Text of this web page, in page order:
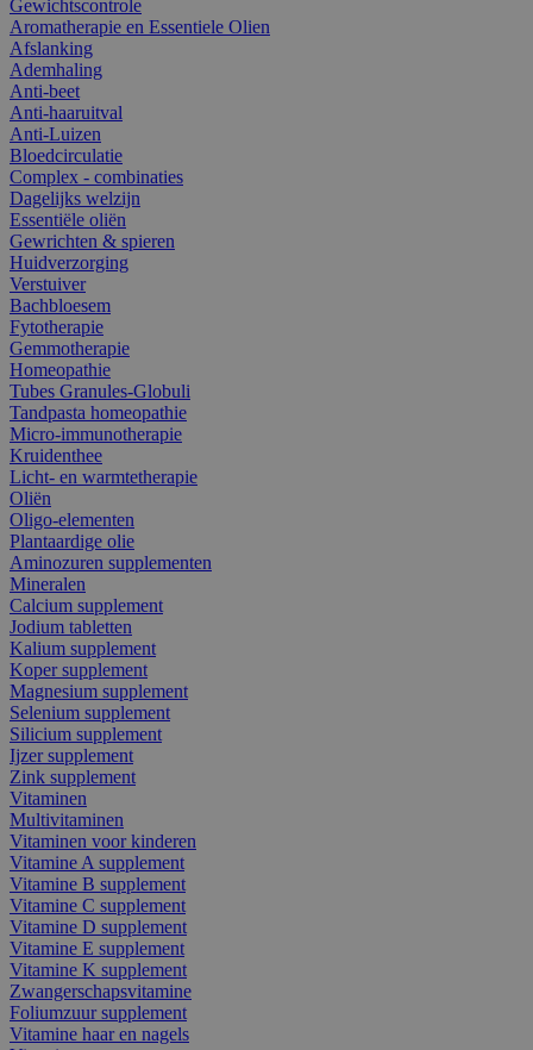
Gewichtscontrole
Aromatherapie en Essentiele Olien
Afslanking
Ademhaling
Anti-beet
Anti-haaruitval
Anti-Luizen
Bloedcirculatie
Complex - combinaties
Dagelijks welzijn
Essentiële oliën
Gewrichten & spieren
Huidverzorging
Verstuiver
Bachbloesem
Fytotherapie
Gemmotherapie
Homeopathie
Tubes Granules-Globuli
Tandpasta homeopathie
Micro-immunotherapie
Kruidenthee
Licht- en warmtetherapie
Oliën
Oligo-elementen
Plantaardige olie
Aminozuren supplementen
Mineralen
Calcium supplement
Jodium tabletten
Kalium supplement
Koper supplement
Magnesium supplement
Selenium supplement
Silicium supplement
Ijzer supplement
Zink supplement
Vitaminen
Multivitaminen
Vitaminen voor kinderen
Vitamine A supplement
Vitamine B supplement
Vitamine C supplement
Vitamine D supplement
Vitamine E supplement
Vitamine K supplement
Zwangerschapsvitamine
Foliumzuur supplement
Vitamine haar en nagels